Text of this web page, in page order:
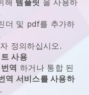
더 및 pdf를 추가하
정의하십시오.
사용
번역 하거나 통합 된
역 서비스를 사용하
.